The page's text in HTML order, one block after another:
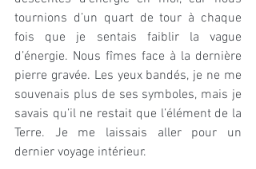
tournions d’un quart de tour à chaque
fois que je sentais faiblir la vague
d’énergie. Nous fîmes face à la dernière
pierre gravée. Les yeux bandés, je ne me
souvenais plus de ses symboles, mais je
savais qu’il ne restait que l’élément de la
Terre. Je me laissais aller pour un
dernier voyage intérieur.